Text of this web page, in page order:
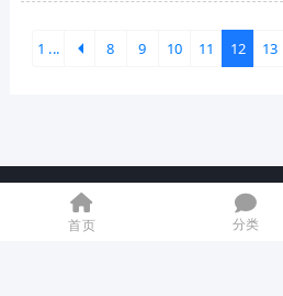
1 ... 8 9 10 11 12 13
首页 分类
物联网开发者社区-安信可论坛运